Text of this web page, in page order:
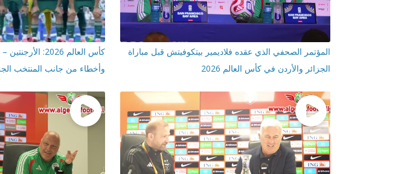
المؤتمر الصحفي الذي عقده فلاديمير بيتكوفيتش قبل مباراة
الجزائر والأردن في كأس العالم 2026
كأس العالم 2026:
وأخطاء من جانب المنتخب